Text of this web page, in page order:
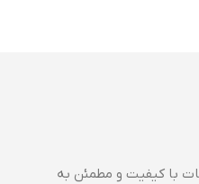
کیفیت و مطمئن به